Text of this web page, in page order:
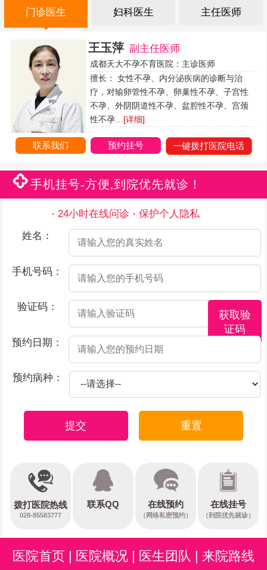
门诊医生 妇科医生 主任医师
王玉萍 副主任医师
成都天大不孕不育医院：主诊医师
擅长： 女性不孕、内分泌疾病的诊断与治
疗，对输卵管性不孕、卵巢性不孕、子宫性
不孕、外阴阴道性不孕、盆腔性不孕、宫颈
性不孕… [详细]
联系我们 预约挂号 一键拨打医院电话
手机挂号-方便,到院优先就诊！
24小时在线问诊
保护个人隐私
姓名：
手机号码：
验证码：
获取验
证码
预约日期：
预约病种：
提交 重置
拨打医院热线
028-85583777
联系QQ 在线预约
（网络私密预约）
在线挂号
（到院优先就诊）
医院首页 | 医院概况 | 医生团队 | 来院路线